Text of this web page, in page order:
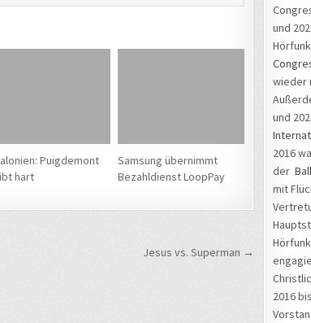
Puigdemont
hart
Samsung übernimmt
Bezahldienst LoopPay
Jesus vs. Superman →
und
wieder
und
2016
der
mit
2016